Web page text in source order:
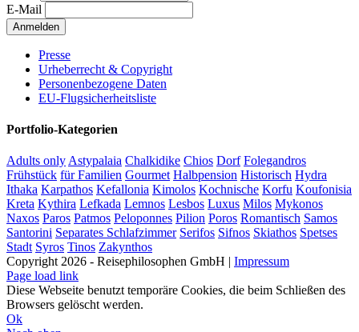
E-Mail
Presse
Urheberrecht & Copyright
Personenbezogene Daten
EU-Flugsicherheitsliste
Portfolio-Kategorien
Adults onlyAstypalaia Chalkidike Chios Dorf Folegandros
Frühstück für Familien Gourmet Halbpension Historisch Hydra
Ithaka Karpathos Kefallonia Kimolos Kochnische Korfu Koufonisia
Kreta Kythira Lefkada Lemnos Lesbos Luxus Milos Mykonos
Naxos Paros Patmos Peloponnes Pilion Poros Romantisch Samos
Santorini Separates Schlafzimmer Serifos Sifnos Skiathos Spetses
Stadt Syros Tinos Zakynthos
Copyright 2026 - Reisephilosophen GmbH | Impressum
Page load link
Diese Webseite benutzt temporäre Cookies, die beim Schließen des
Browsers gelöscht werden.
Ok